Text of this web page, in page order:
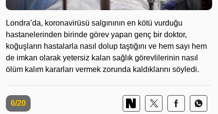
Londra’da, koronavirüsü salgınının en kötü vurduğu
hastanelerinden birinde görev yapan genç bir doktor,
koğuşların hastalarla nasıl dolup taştığını ve hem sayı hem
de imkan olarak yetersiz kalan sağlık görevlilerinin nasıl
ölüm kalım kararları vermek zorunda kaldıklarını söyledi.
6/20